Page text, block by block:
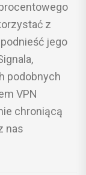
z
jego
podobnych
VPN
chroniącą
nas